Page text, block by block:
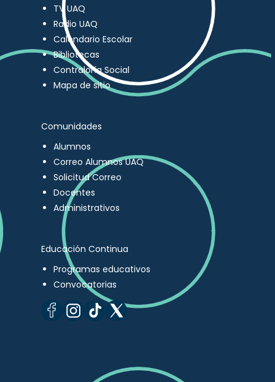
TV UAQ
Radio UAQ
Calendario Escolar
Bibliotecas
Contraloría Social
Mapa de sitio
Comunidades
Alumnos
Correo Alumnos UAQ
Solicitud Correo
Docentes
Administrativos
Educación Continua
Programas educativos
Convocatorias